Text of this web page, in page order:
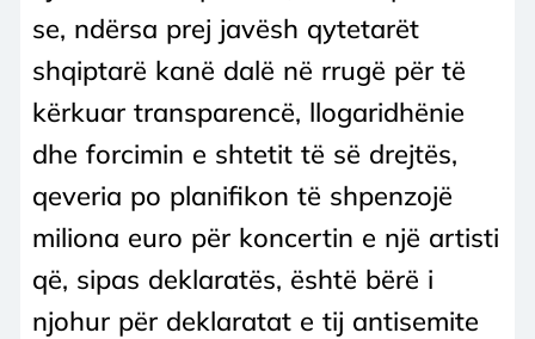
se, ndërsa prej javësh qytetarët
shqiptarë kanë dalë në rrugë për të
kërkuar transparencë, llogaridhënie
dhe forcimin e shtetit të së drejtës,
qeveria po planifikon të shpenzojë
miliona euro për koncertin e një artisti
që, sipas deklaratës, është bërë i
njohur për deklaratat e tij antisemite